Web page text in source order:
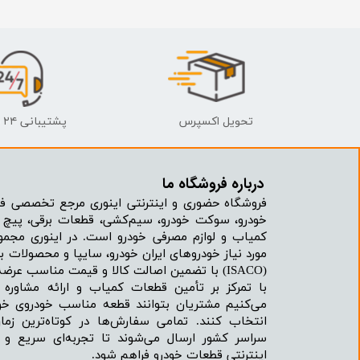
فرمان،
لوازم
لوله
تسمه
لوله
فروشگاه حضوری و اینترنتی اینوری مرجع تخصصی
خودرو، سوکت خودرو، سیم‌کشی، قطعات برقی، پیچ
کمیاب و لوازم مصرفی خودرو است. در اینوری
مورد نیاز خودروهای ایران خودرو، سایپا و محصولات
(ISACO) با تضمین اصالت کالا و قیمت مناسب عرضه می‌شود.
با تمرکز بر تأمین قطعات کمیاب و ارائه
می‌کنیم مشتریان بتوانند قطعه مناسب خودروی
انتخاب کنند. تمامی سفارش‌ها در کوتاه‌ترین
سراسر کشور ارسال می‌شوند تا تجربه‌ای سریع
اینترنتی قطعات خودرو فراهم شود.
درباره فروشگاه ما​​​​​​​
تحویل اکسپرس پشتیبانی ۲۴ ساعته